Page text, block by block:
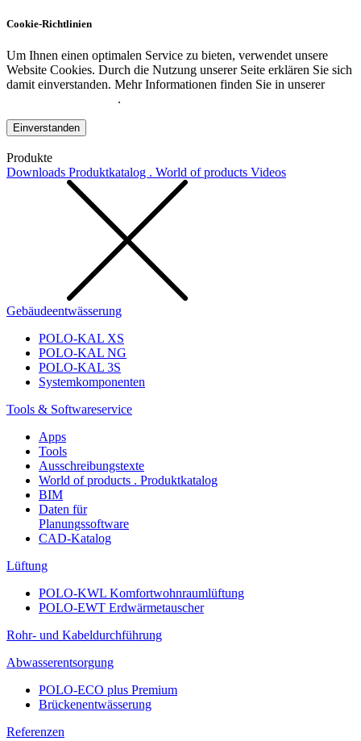
Cookie-Richtlinien
Um Ihnen einen optimalen Service zu bieten, verwendet unsere
Website Cookies. Durch die Nutzung unserer Seite erklären Sie sich
damit einverstanden. Mehr Informationen finden Sie in unserer
.
Einverstanden
Produkte
Downloads Produktkatalog . World of products Videos
Gebäudeentwässerung
POLO-KAL XS
POLO-KAL NG
POLO-KAL 3S
Systemkomponenten
Tools & Softwareservice
Apps
Tools
Ausschreibungstexte
World of products . Produktkatalog
BIM
Daten für
Planungssoftware
CAD-Katalog
Lüftung
POLO-KWL Komfortwohnraumlüftung
POLO-EWT Erdwärmetauscher
Rohr- und Kabeldurchführung
Abwasserentsorgung
POLO-ECO plus Premium
Brückenentwässerung
Referenzen